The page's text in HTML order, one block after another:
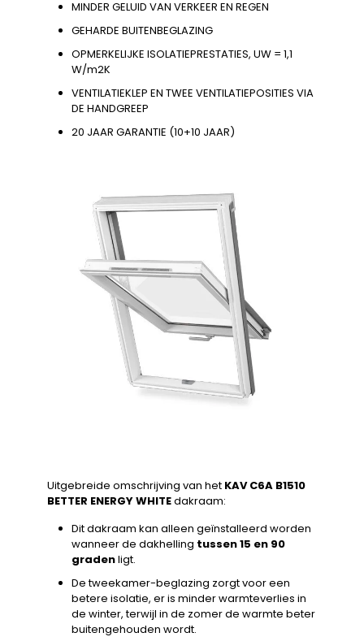
MINDER GELUID VAN VERKEER EN REGEN
GEHARDE BUITENBEGLAZING
OPMERKELIJKE ISOLATIEPRESTATIES, UW = 1,1
W/m2K
VENTILATIEKLEP EN TWEE VENTILATIEPOSITIES VIA
DE HANDGREEP
20 JAAR GARANTIE (10+10 JAAR)
Uitgebreide omschrijving van het KAV C6A B1510
BETTER ENERGY WHITEdakraam:
Dit dakraam kan alleen geïnstalleerd worden
wanneer de dakhelling tussen 15 en 90
gradenligt.
De tweekamer-beglazing zorgt voor een
betere isolatie, er is minder warmteverlies in
de winter, terwijl in de zomer de warmte beter
buitengehouden wordt.